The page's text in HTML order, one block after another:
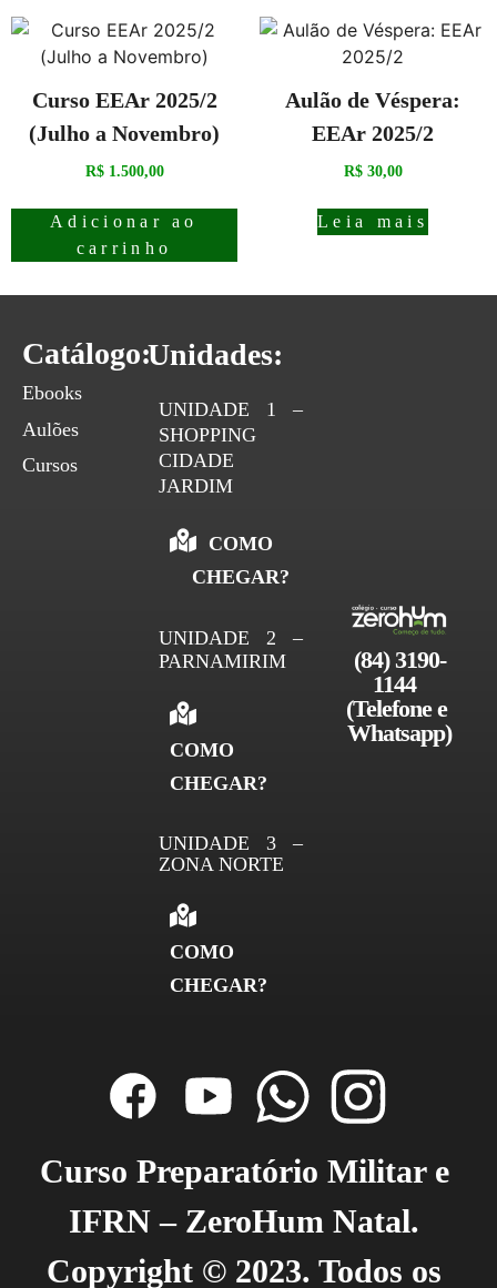
Curso EEAr 2025/2
(Julho a Novembro)
R$1.500,00
Adicionar ao
carrinho
Aulão de Véspera:
EEAr 2025/2
R$30,00
Leia mais
Catálogo:
Ebooks
Aulões
Cursos
Unidades:
UNIDADE 1 –
SHOPPING
CIDADE
JARDIM
COMO
CHEGAR?
UNIDADE 2 –
PARNAMIRIM
COMO
CHEGAR?
UNIDADE 3 –
ZONA NORTE
COMO
CHEGAR?
(84) 3190-
1144
(Telefone e
Whatsapp)
Curso Preparatório Militar e
IFRN – ZeroHum Natal.
Copyright © 2023. Todos os